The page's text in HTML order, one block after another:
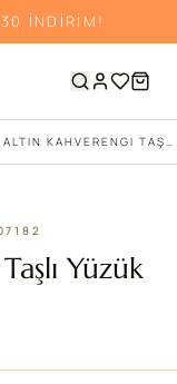
İNDİRİM!
14 AYAR ALTIN KAHVERENGI TAŞLI YÜZÜK
Yüzük